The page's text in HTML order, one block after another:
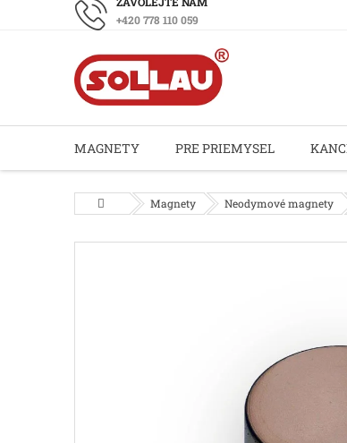
+420 778 110 059
MAGNETY PRE PRIEMYSEL
DomovMagnety Neodymové magnety